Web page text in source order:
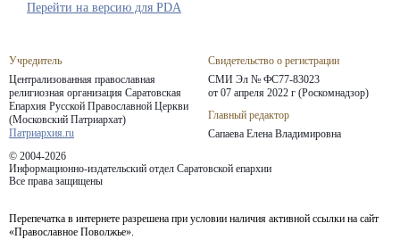
Учредитель
Централизованная православная
религиозная организация Саратовская
Епархия Русской Православной Церкви
(Московский Патриархат)
Патриархия.ru
Свидетельство о регистрации
СМИ Эл № ФС77-83023
от 07 апреля 2022 г (Роскомнадзор)
Главный редактор
Сапаева Елена Владимировна
© 2004-2026
Информационно-издательский отдел Саратовской епархии
Все права защищены
Перепечатка в интернете разрешена при условии наличия активной ссылки на сайт
«Православное Поволжье».
Перейти на версию для PDA